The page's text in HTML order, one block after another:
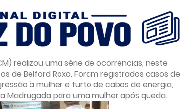
realizou uma série de ocorrências, neste
de Belford Roxo. Foram registrados casos de
à mulher e furto de cabos de energia,
Madrugada para uma mulher após queda.